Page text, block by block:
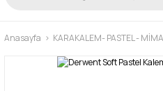
Anasayfa KARAKALEM- PASTEL -